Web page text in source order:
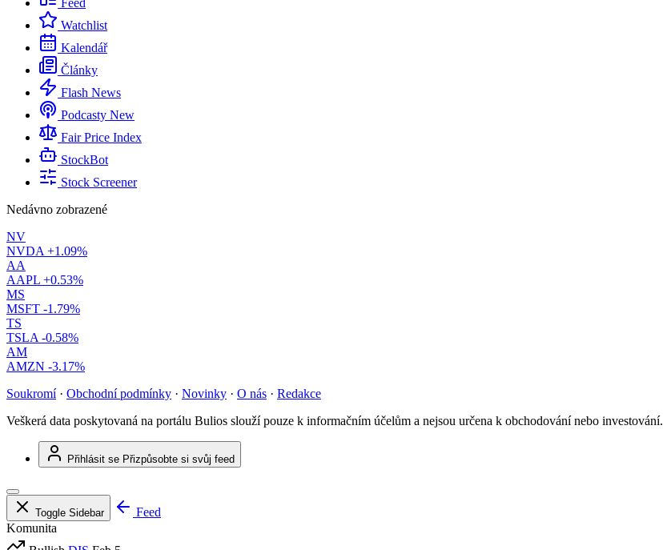
Feed
Watchlist
Kalendář
Články
Flash News
Podcasty New
Fair Price Index
StockBot
Stock Screener
Nedávno zobrazené
NV
NVDA +1.09%
AA
AAPL +0.53%
MS
MSFT -1.79%
TS
TSLA -0.58%
AM
AMZN -3.17%
Soukromí · Obchodní podmínky · Novinky · O nás · Redakce
Veškerá data poskytovaná na portálu Bulios slouží pouze k informačním účelům a nejsou určena k obchodování nebo investování.
Přihlásit se Přizpůsobte si svůj feed
Toggle Sidebar
Feed
Komunita